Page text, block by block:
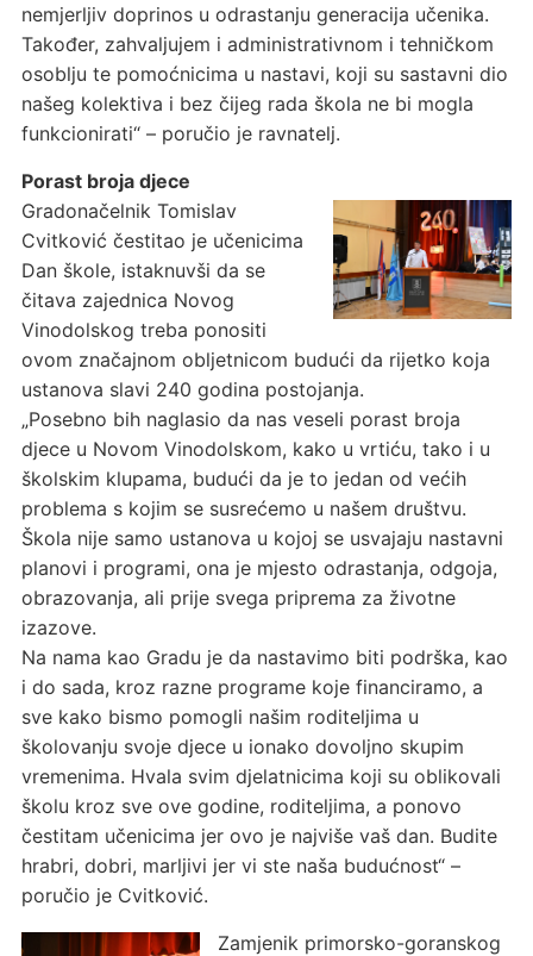
nemjerljiv doprinos u odrastanju generacija učenika.
Također, zahvaljujem i administrativnom i tehničkom
osoblju te pomoćnicima u nastavi, koji su sastavni dio
našeg kolektiva i bez čijeg rada škola ne bi mogla
funkcionirati“ – poručio je ravnatelj.
Porast broja djece
Gradonačelnik Tomislav
Cvitković čestitao je učenicima
Dan škole, istaknuvši da se
čitava zajednica Novog
Vinodolskog treba ponositi
ovom značajnom obljetnicom budući da rijetko koja
ustanova slavi 240 godina postojanja.
„Posebno bih naglasio da nas veseli porast broja
djece u Novom Vinodolskom, kako u vrtiću, tako i u
školskim klupama, budući da je to jedan od većih
problema s kojim se susrećemo u našem društvu.
Škola nije samo ustanova u kojoj se usvajaju nastavni
planovi i programi, ona je mjesto odrastanja, odgoja,
obrazovanja, ali prije svega priprema za životne
izazove.
Na nama kao Gradu je da nastavimo biti podrška, kao
i do sada, kroz razne programe koje financiramo, a
sve kako bismo pomogli našim roditeljima u
školovanju svoje djece u ionako dovoljno skupim
vremenima. Hvala svim djelatnicima koji su oblikovali
školu kroz sve ove godine, roditeljima, a ponovo
čestitam učenicima jer ovo je najviše vaš dan. Budite
hrabri, dobri, marljivi jer vi ste naša budućnost“ –
poručio je Cvitković.
Zamjenik primorsko-goranskog